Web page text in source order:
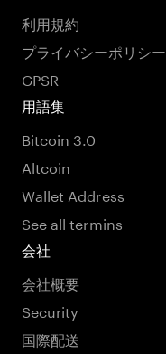
利用規約
プライバシーポリシー
GPSR
用語集
Bitcoin 3.0
Altcoin
Wallet Address
See all termins
会社
会社概要
Security
国際配送